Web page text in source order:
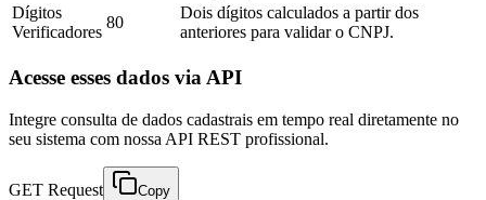
Dígitos
Verificadores
80
Dois dígitos calculados a partir dos
anteriores para validar o CNPJ.
Acesse esses dados via API
Integre consulta de dados cadastrais em tempo real diretamente no
seu sistema com nossa API REST profissional.
GET Request Copy